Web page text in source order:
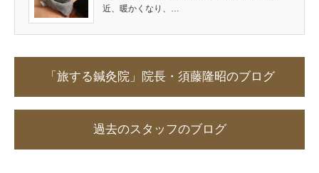
近、暖かくなり、…
「旅する鍼灸院」院長・須藤隆昭のブログ
過去のスタッフのブログ